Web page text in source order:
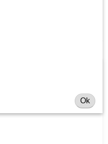
uw minitractor? Bekijk
Ok